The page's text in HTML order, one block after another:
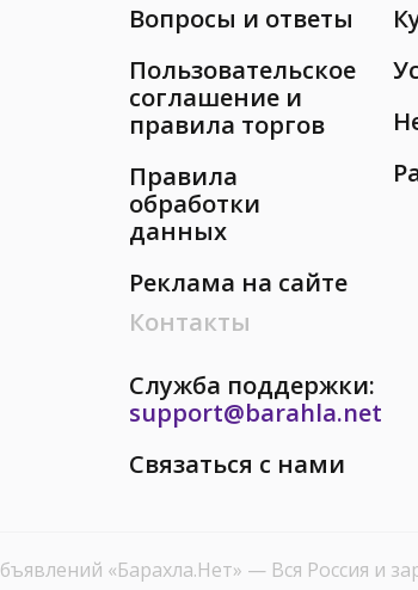
Вопросы и ответы
Пользовательское
соглашение и
правила торгов
Правила
обработки
данных
Реклама на сайте
Контакты
Служба поддержки:
support@barahla.net
Связаться с нами
«Барахла.Нет» — Вся Россия и